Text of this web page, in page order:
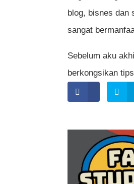
blog, bisnes dan
sangat
Sebelum aku
berkongsikan